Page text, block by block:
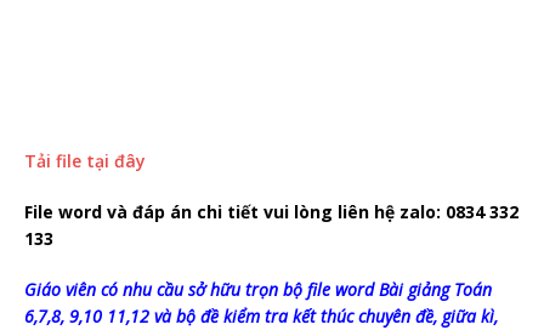
Tải file tại đây
File word và đáp án chi tiết vui lòng liên hệ zalo: 0834 332
133
Giáo viên có nhu cầu sở hữu trọn bộ file word Bài giảng Toán
6,7,8, 9,10 11,12 và bộ đề kiểm tra kết thúc chuyên đề, giữa kì,